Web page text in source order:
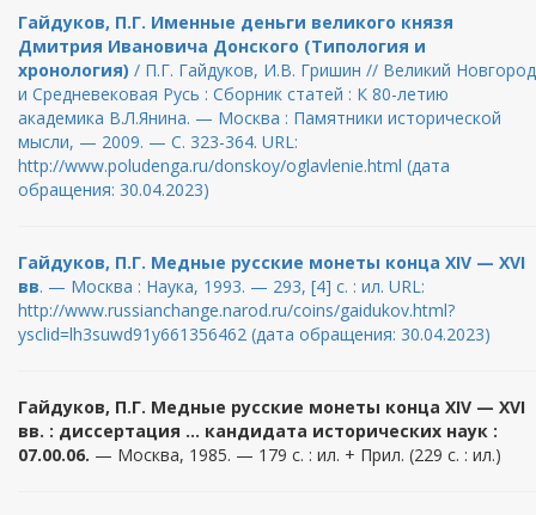
Гайдуков, П.Г. Именные деньги великого князя
Дмитрия Ивановича Донского (Типология и
хронология) / П.Г. Гайдуков, И.В. Гришин // Великий Новгород
и Средневековая Русь : Сборник статей : К 80-летию
академика В.Л.Янина. — Москва : Памятники исторической
мысли, — 2009. — С. 323-364. URL:
http://www.poludenga.ru/donskoy/oglavlenie.html (дата
обращения: 30.04.2023)
Гайдуков, П.Г. Медные русские монеты конца XIV — XVI
вв. — Москва : Наука, 1993. — 293, [4] c. : ил. URL:
http://www.russianchange.narod.ru/coins/gaidukov.html?
ysclid=lh3suwd91y661356462 (дата обращения: 30.04.2023)
Гайдуков, П.Г. Медные русские монеты конца XIV — XVI
вв. : диссертация … кандидата исторических наук :
07.00.06. — Москва, 1985. — 179 c. : ил. + Прил. (229 с. : ил.)